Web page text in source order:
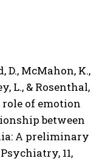
D., McMahon, K.,
L., & Rosenthal,
role of emotion
between
A preliminary
11,